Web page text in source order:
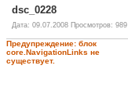
dsc_0228
Дата: 09.07.2008 Просмотров: 989
Предупреждение: блок
core.NavigationLinks не
существует.